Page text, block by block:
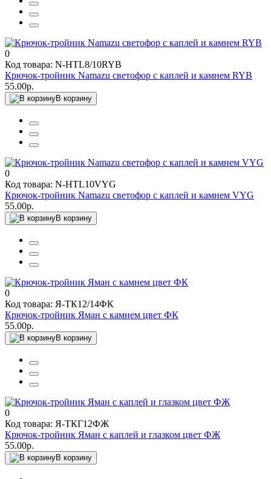
0
Код товара: N-HTL8/10RYB
Крючок-тройник Namazu светофор с каплей и камнем RYB
55.00р.
В корзину
0
Код товара: N-HTL10VYG
Крючок-тройник Namazu светофор с каплей и камнем VYG
55.00р.
В корзину
0
Код товара: Я-ТК12/14ФК
Крючок-тройник Яман с камнем цвет ФК
55.00р.
В корзину
0
Код товара: Я-ТКГ12ФЖ
Крючок-тройник Яман с каплей и глазком цвет ФЖ
55.00р.
В корзину